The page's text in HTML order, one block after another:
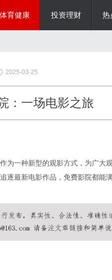
体育健康 投资理财 热
2025-03-25
：一场电影之旅
为一种新型的观影方式，为广大
逐最新电影作品，免费影院都能